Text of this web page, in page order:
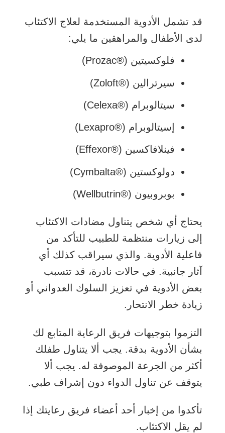
قد تشمل الأدوية المستخدمة لعلاج الاكتئاب
لدى الأطفال والمراهقين ما يلي:
فلوكسيتين (Prozac®‎)
سيرترالين (Zoloft®‎)
سيتالوبرام (Celexa®‎)
إسيتالوبرام (Lexapro®‎)
فينلافاكسين (Effexor®‎)
دولوكستين (Cymbalta®‎)
بوبروبيون (Wellbutrin®‎)
يحتاج أي شخص يتناول مضادات الاكتئاب
إلى زيارات منتظمة للطبيب للتأكد من
فاعلية الأدوية. والذي سيراقب كذلك أي
آثار جانبية. في حالات نادرة، قد تتسبب
بعض الأدوية في تعزيز السلوك العدواني أو
زيادة خطر الانتحار.
التزموا بتوجيهات فريق الرعاية المتابع لك
بشأن الأدوية بدقة. يجب ألا يتناول طفلك
أكثر من الجرعة الموصوفة له. يجب ألا
يتوقف عن تناول الدواء دون إشراف طبي.
تأكدوا من إخبار أحد أعضاء فريق رعايتك إذا
لم يقل الاكتئاب.